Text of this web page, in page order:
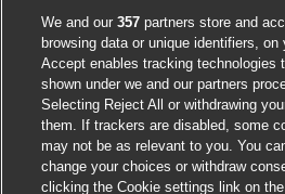
Accessibility
External
link
opens
in
a
External
link
opens
in
a
External
link
opens
in
a
External
link
opens
in
a
External
link
opens
in
a
© BMJ Publishing Group 2026
We and our357 partners store and
browsing data or unique identifiers, on
Accept enables tracking technologies
shown under we and our partners
Selecting Reject All or withdrawing
them. If trackers are disabled, some
may not be as relevant to you. You
change your choices or withdraw
clicking the Cookie settings link on